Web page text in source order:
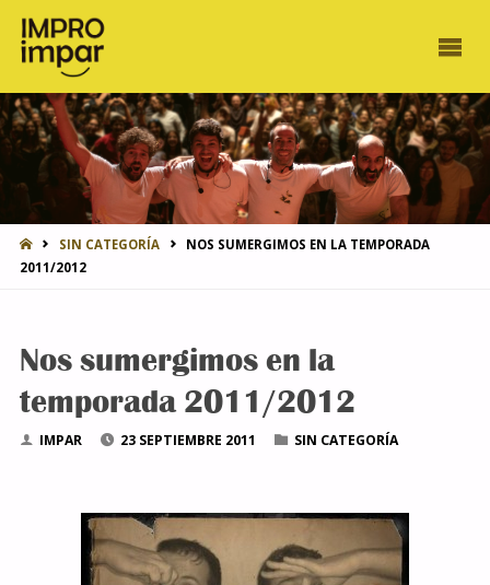
INICIOSIN CATEGORÍA
NOS SUMERGIMOS EN LA TEMPORADA
2011/2012
Nos sumergimos en la
temporada 2011/2012
IMPAR 23 SEPTIEMBRE 2011 SIN CATEGORÍA